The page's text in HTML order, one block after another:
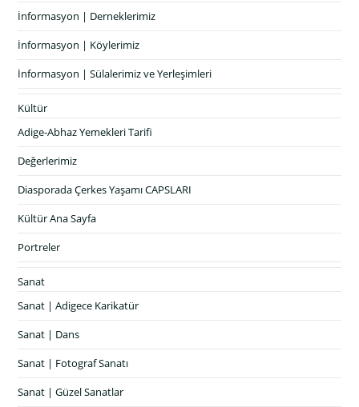
İnformasyon | Derneklerimiz
İnformasyon | Köylerimiz
İnformasyon | Sülalerimiz ve Yerleşimleri
Kültür
Adige-Abhaz Yemekleri Tarifi
Değerlerimiz
Diasporada Çerkes Yaşamı CAPSLARI
Kültür Ana Sayfa
Portreler
Sanat
Sanat | Adigece Karikatür
Sanat | Dans
Sanat | Fotograf Sanatı
Sanat | Güzel Sanatlar